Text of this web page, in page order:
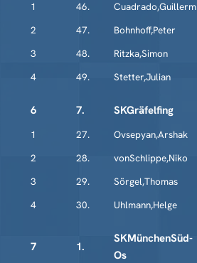
1 46. Cuadrado,Guillerm
2
47. Bohnhoff,Peter
3
48. Ritzka,Simon
4
49. Stetter,Julian
6 7. SKGräfelfing
1 27. Ovsepyan,Arshak
2
28. vonSchlippe,Niko
3
29. Sörgel,Thomas
4
30. Uhlmann,Helge
7 1.
SKMünchenSüd-
Os